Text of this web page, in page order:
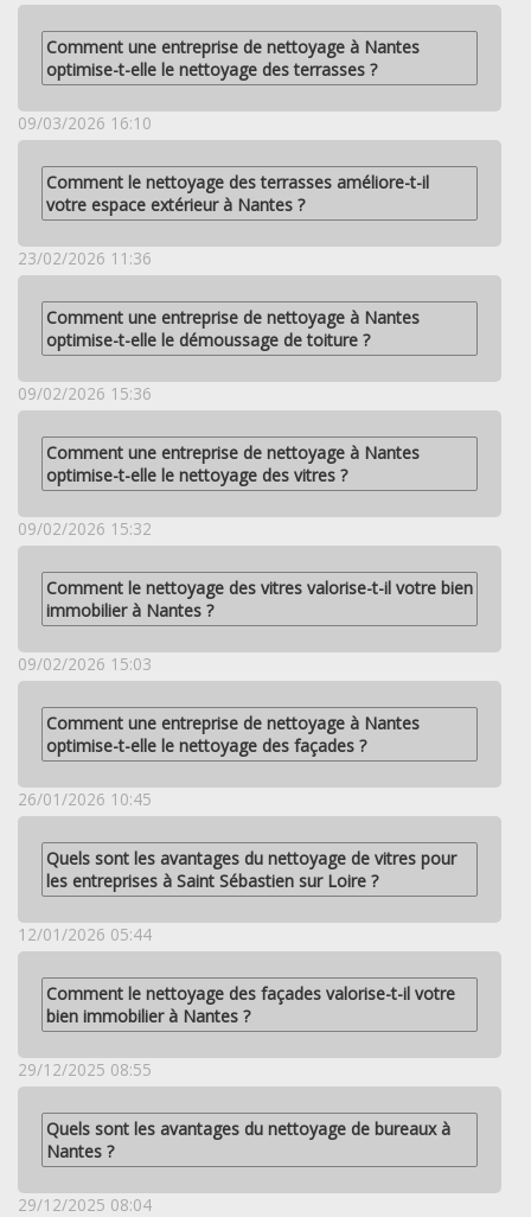
Comment une entreprise de nettoyage à Nantes
optimise-t-elle le nettoyage des terrasses ?
09/03/2026 16:10
Comment le nettoyage des terrasses améliore-t-il
votre espace extérieur à Nantes ?
23/02/2026 11:36
Comment une entreprise de nettoyage à Nantes
optimise-t-elle le démoussage de toiture ?
09/02/2026 15:36
Comment une entreprise de nettoyage à Nantes
optimise-t-elle le nettoyage des vitres ?
09/02/2026 15:32
Comment le nettoyage des vitres valorise-t-il votre bien
immobilier à Nantes ?
09/02/2026 15:03
Comment une entreprise de nettoyage à Nantes
optimise-t-elle le nettoyage des façades ?
26/01/2026 10:45
Quels sont les avantages du nettoyage de vitres pour
les entreprises à Saint Sébastien sur Loire ?
12/01/2026 05:44
Comment le nettoyage des façades valorise-t-il votre
bien immobilier à Nantes ?
29/12/2025 08:55
Quels sont les avantages du nettoyage de bureaux à
Nantes ?
29/12/2025 08:04